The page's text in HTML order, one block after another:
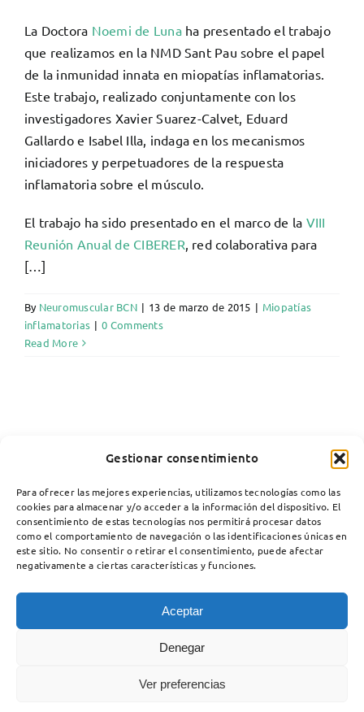
Gestionar consentimiento
Para ofrecer las mejores experiencias, utilizamos tecnologías como las
cookies para almacenar y/o acceder a la información del dispositivo. El
consentimiento de estas tecnologías nos permitirá procesar datos
como el comportamiento de navegación o las identificaciones únicas en
este sitio. No consentir o retirar el consentimiento, puede afectar
negativamente a ciertas características y funciones.
Aceptar
Denegar
Ver preferencias
La Doctora Noemi de Lunaha presentado el trabajo
que realizamos en la NMD Sant Pau sobre el papel
de la inmunidad innata en miopatías inflamatorias.
Este trabajo, realizado conjuntamente con los
investigadores Xavier Suarez-Calvet, Eduard
Gallardo e Isabel Illa, indaga en los mecanismos
iniciadores y perpetuadores de la respuesta
inflamatoria sobre el músculo.
El trabajo ha sido presentado en el marco de la VIII
Reunión Anual de CIBERER, red colaborativa para
[…]
By Neuromuscular BCN | 13 de marzo de 2015 | Miopatías
inflamatorias | 0 Comments
Read More
Avada Website Builder
Rights Reserved | Powered by
Facebook
X Instagram